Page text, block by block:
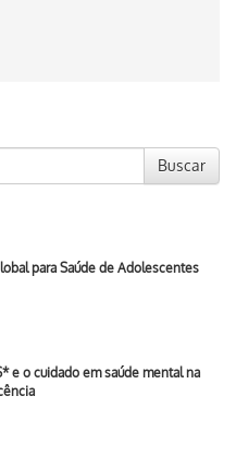
Buscar
para Saúde de Adolescentes
e o cuidado em saúde mental na